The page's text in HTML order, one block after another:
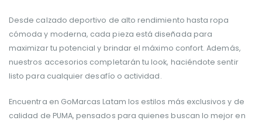
Desde calzado deportivo de alto rendimiento hasta ropa
cómoda y moderna, cada pieza está diseñada para
maximizar tu potencial y brindar el máximo confort. Además,
nuestros accesorios completarán tu look, haciéndote sentir
listo para cualquier desafío o actividad.
Encuentra en GoMarcas Latam los estilos más exclusivos y de
calidad de PUMA, pensados para quienes buscan lo mejor en